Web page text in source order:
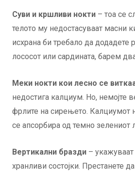
Суви и кршливи нокти – тоа се
телото му недостасуваат масни
исхрана би требало да додадете
лососот или сардината, барем
Меки нокти кои лесно се
недостига калциум. Но, немојте
фрлите на сирењето. Калциумот
се апсорбира од темно зелениот
Вертикални бразди –
хранливи состојки. Престанете